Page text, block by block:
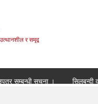
र समृद्व
सम्बन्धी सूचना ।
सिलबन्दी